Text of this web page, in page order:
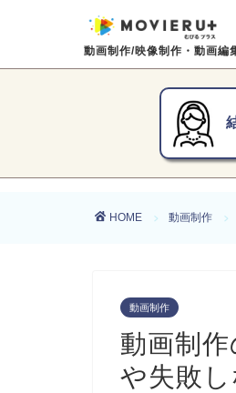
動画制作/映像制作・動画編
HOME 動画制作
動画制作
動画制
や失敗